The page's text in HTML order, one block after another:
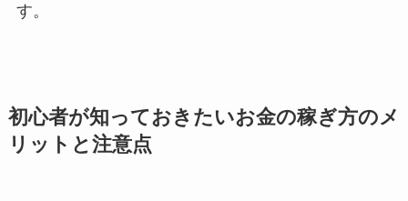
す。
初心者が知っておきたいお金の稼ぎ方のメ
リットと注意点